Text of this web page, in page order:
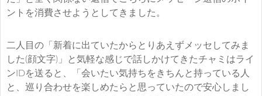
ントを消費させようとしてきました。
二人目の「新着に出ていたからとりあえずメッセしてみま
した(顔文字)」と気軽な感じで話しかけてきたチャミはライ
ンIDを送ると、「会いたい気持ちをきちんと持っている人
と、巡り合わせを楽しめたらと思っていたので安心しまし